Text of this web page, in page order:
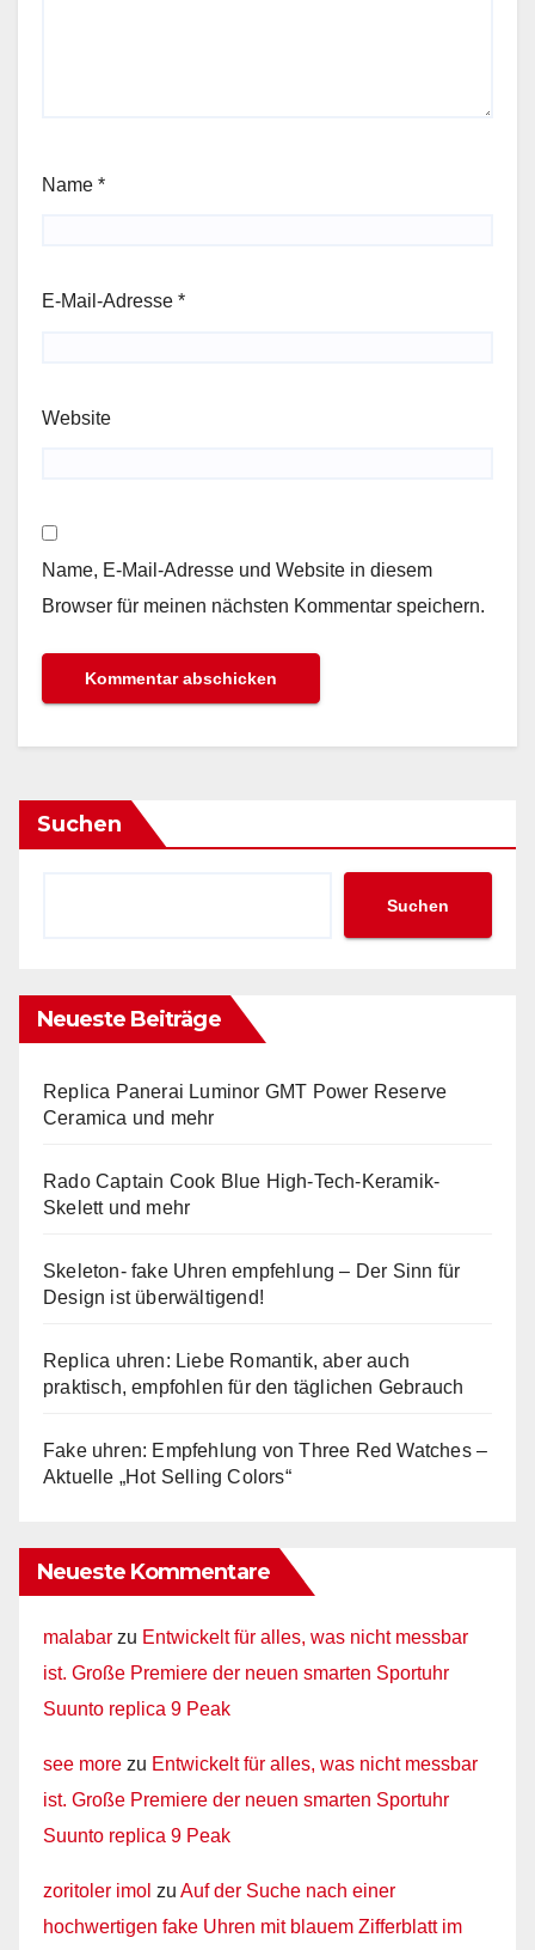
Name *
E-Mail-Adresse *
Website
Name, E-Mail-Adresse und Website in diesem
Browser für meinen nächsten Kommentar speichern.
Suchen
Suchen
Neueste Beiträge
Replica Panerai Luminor GMT Power Reserve
Ceramica und mehr
Rado Captain Cook Blue High-Tech-Keramik-
Skelett und mehr
Skeleton- fake Uhren empfehlung – Der Sinn für
Design ist überwältigend!
Replica uhren: Liebe Romantik, aber auch
praktisch, empfohlen für den täglichen Gebrauch
Fake uhren: Empfehlung von Three Red Watches –
Aktuelle „Hot Selling Colors“
Neueste Kommentare
malabar zu Entwickelt für alles, was nicht messbar
ist. Große Premiere der neuen smarten Sportuhr
Suunto replica 9 Peak
see more zu Entwickelt für alles, was nicht messbar
ist. Große Premiere der neuen smarten Sportuhr
Suunto replica 9 Peak
zoritoler imol zu Auf der Suche nach einer
hochwertigen fake Uhren mit blauem Zifferblatt im